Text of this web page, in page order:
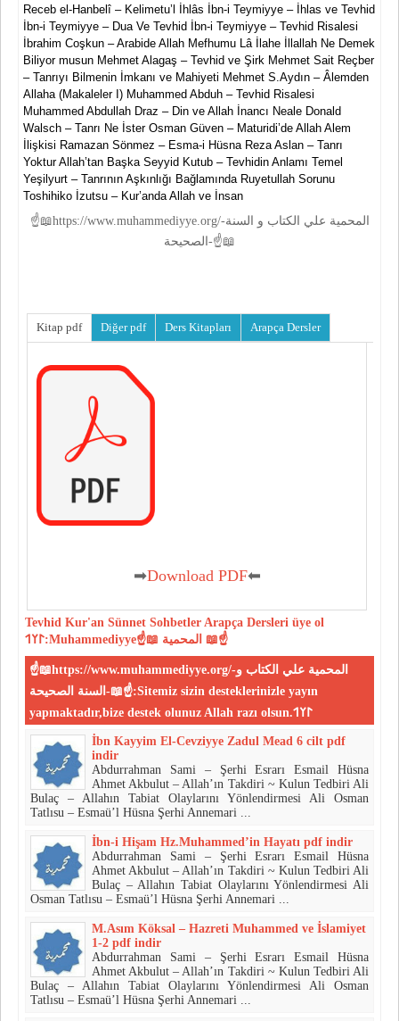
Receb el-Hanbelî – Kelimetu’l İhlâs İbn-i Teymiyye – İhlas ve Tevhid
İbn-i Teymiyye – Dua Ve Tevhid İbn-i Teymiyye – Tevhid Risalesi
İbrahim Coşkun – Arabide Allah Mefhumu Lâ İlahe İllallah Ne Demek
Biliyor musun Mehmet Alagaş – Tevhid ve Şirk Mehmet Sait Reçber
– Tanrıyı Bilmenin İmkanı ve Mahiyeti Mehmet S.Aydın – Âlemden
Allaha (Makaleler I) Muhammed Abduh – Tevhid Risalesi
Muhammed Abdullah Draz – Din ve Allah İnancı Neale Donald
Walsch – Tanrı Ne İster Osman Güven – Maturidi’de Allah Alem
İlişkisi Ramazan Sönmez – Esma-i Hüsna Reza Aslan – Tanrı
Yoktur Allah’tan Başka Seyyid Kutub – Tevhidin Anlamı Temel
Yeşilyurt – Tanrının Aşkınlığı Bağlamında Ruyetullah Sorunu
Toshihiko İzutsu – Kur’anda Allah ve İnsan
☝📖https://www.muhammediyye.org/-المحمية علي الكتاب و السنة
الصحيحة-☝📖
Kitap pdf Diğer pdf Ders Kitapları Arapça Dersler
➡Download PDF⬅
Tevhid Kur'an Sünnet Sohbetler Arapça Dersleri üye ol
𐰃𐰠𐰯:Muhammediyye☝📖 المحمية 📖☝
☝📖https://www.muhammediyye.org/-المحمية علي الكتاب و
السنة الصحيحة-📖☝:Sitemiz sizin desteklerinizle yayın
yapmaktadır,bize destek olunuz Allah razı olsun.𐰃𐰠𐰯
İbn Kayyim El-Cevziyye Zadul Mead 6 cilt pdf
indir
Abdurrahman Sami – Şerhi Esrarı Esmail Hüsna
Ahmet Akbulut – Allah’ın Takdiri ~ Kulun Tedbiri Ali
Bulaç – Allahın Tabiat Olaylarını Yönlendirmesi Ali Osman
Tatlısu – Esmaü’l Hüsna Şerhi Annemari ...
İbn-i Hişam Hz.Muhammed’in Hayatı pdf indir
Abdurrahman Sami – Şerhi Esrarı Esmail Hüsna
Ahmet Akbulut – Allah’ın Takdiri ~ Kulun Tedbiri Ali
Bulaç – Allahın Tabiat Olaylarını Yönlendirmesi Ali
Osman Tatlısu – Esmaü’l Hüsna Şerhi Annemari ...
M.Asım Köksal – Hazreti Muhammed ve İslamiyet
1-2 pdf indir
Abdurrahman Sami – Şerhi Esrarı Esmail Hüsna
Ahmet Akbulut – Allah’ın Takdiri ~ Kulun Tedbiri Ali
Bulaç – Allahın Tabiat Olaylarını Yönlendirmesi Ali Osman
Tatlısu – Esmaü’l Hüsna Şerhi Annemari ...